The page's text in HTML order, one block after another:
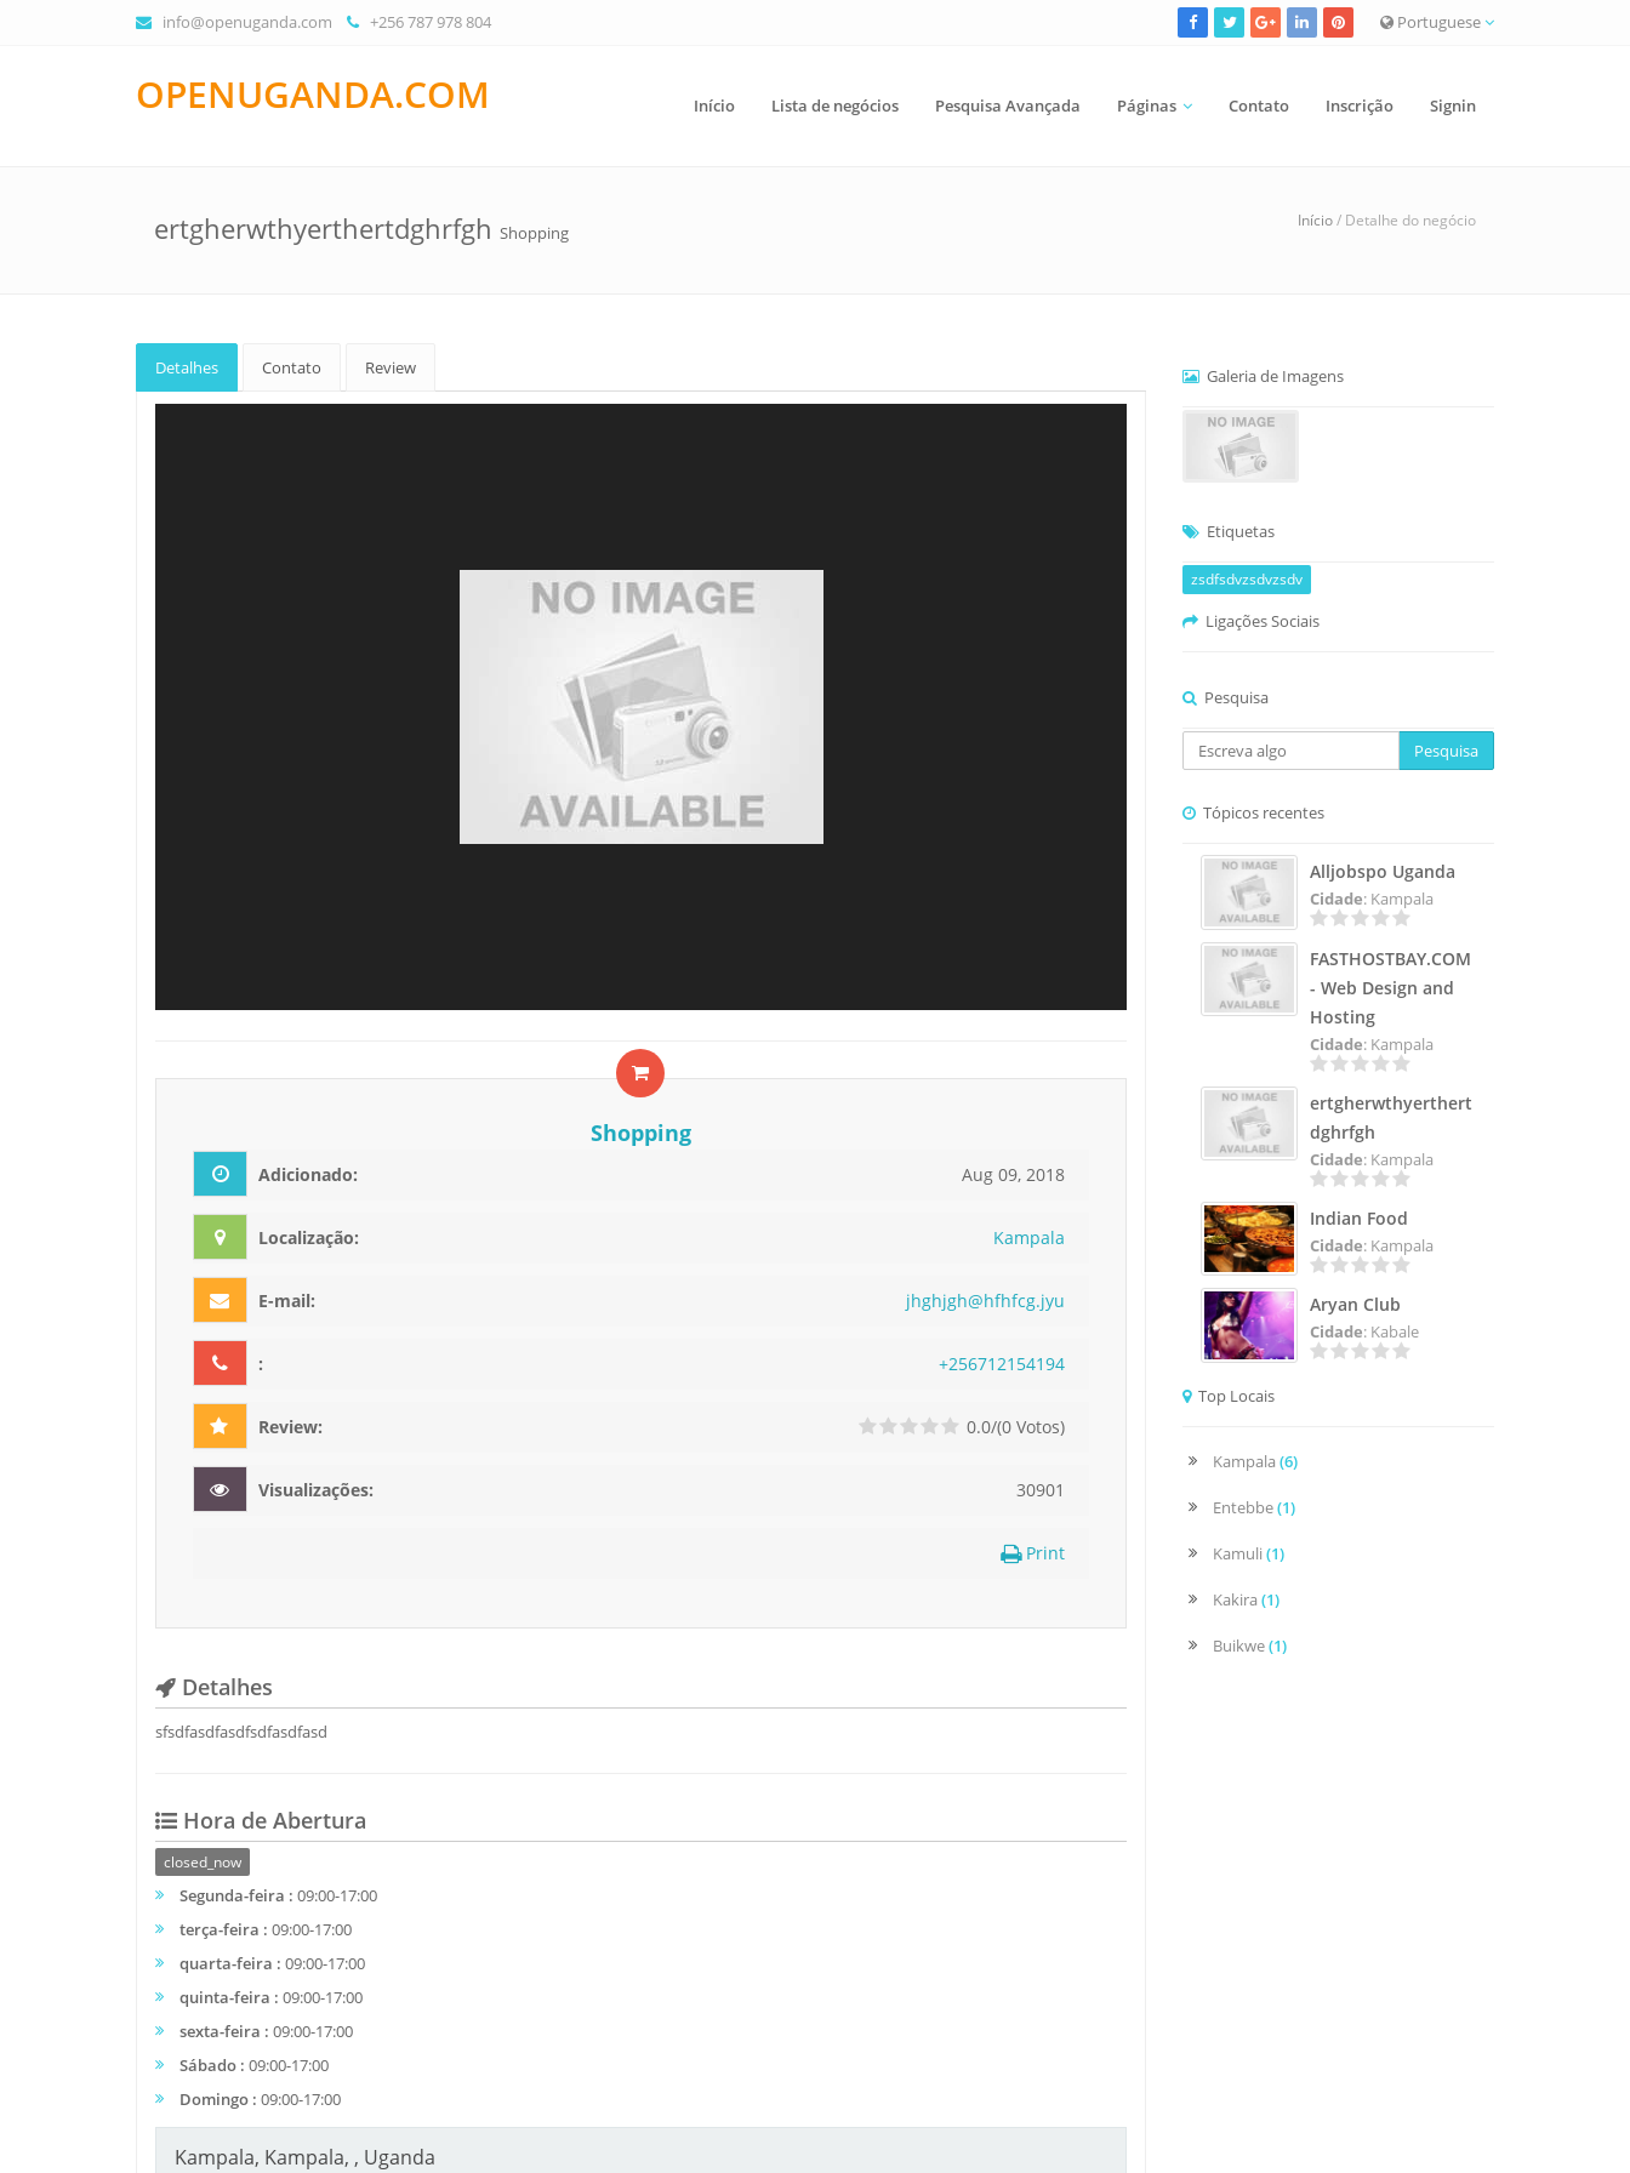
info@openuganda.com +256 787 978 804 Portuguese
OPENUGANDA.COM Início Lista de negócios Pesquisa Avançada Páginas Contato Inscrição Signin
ertgherwthyerthertdghrfgh Shopping
Início/ Detalhe do negócio
Detalhes Contato Review
Shopping
Adicionado: Aug 09, 2018
Localização: Kampala
E-mail: jhghjgh@hfhfcg.jyu
: +2567121 54194
Review: 0.0/(0 Votos)
Visualizações: 30901
Print
Detalhes
sfsdfasdfasdfsdfasdfasd
Hora de Abertura
closed_now
Segunda-feira : 09:00-17:00
terça-feira : 09:00-17:00
quarta-feira : 09:00-17:00
quinta-feira : 09:00-17:00
sexta-feira : 09:00-17:00
Sábado : 09:00-17:00
Domingo : 09:00-17:00
Kampala, Kampala, , Uganda
Galeria de Imagens
Etiquetas
zsdfsdvzsdvzsdv
Ligações Sociais
Pesquisa
Pesquisa
Tópicos recentes
Alljobspo Uganda
Cidade: Kampala
FASTHOSTBAY.COM
- Web Design and
Hosting
Cidade: Kampala
ertgherwthyerthert
dghrfgh
Cidade: Kampala
Indian Food
Cidade: Kampala
Aryan Club
Cidade: Kabale
Top Locais
Kampala (6)
Entebbe(1)
Kamuli (1)
Kakira (1)
Buikwe(1)